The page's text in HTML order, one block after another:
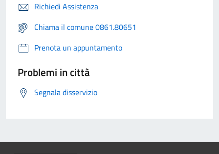
Richiedi Assistenza
Chiama il comune 0861.80651
Prenota un appuntamento
Problemi in città
Segnala disservizio